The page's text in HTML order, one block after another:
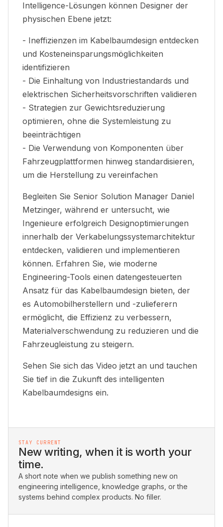
Intelligence-Lösungen können Designer der
physischen Ebene jetzt:
- Ineffizienzen im Kabelbaumdesign entdecken
und Kosteneinsparungsmöglichkeiten
identifizieren
- Die Einhaltung von Industriestandards und
elektrischen Sicherheitsvorschriften validieren
- Strategien zur Gewichtsreduzierung
optimieren, ohne die Systemleistung zu
beeinträchtigen
- Die Verwendung von Komponenten über
Fahrzeugplattformen hinweg standardisieren,
um die Herstellung zu vereinfachen
Begleiten Sie Senior Solution Manager Daniel
Metzinger, während er untersucht, wie
Ingenieure erfolgreich Designoptimierungen
innerhalb der Verkabelungssystemarchitektur
entdecken, validieren und implementieren
können. Erfahren Sie, wie moderne
Engineering-Tools einen datengesteuerten
Ansatz für das Kabelbaumdesign bieten, der
es Automobilherstellern und -zulieferern
ermöglicht, die Effizienz zu verbessern,
Materialverschwendung zu reduzieren und die
Fahrzeugleistung zu steigern.
Sehen Sie sich das Video jetzt an und tauchen
Sie tief in die Zukunft des intelligenten
Kabelbaumdesigns ein.
STAY CURRENT
New writing, when it is worth your
time.
A short note when we publish something new on
engineering intelligence, knowledge graphs, or the
systems behind complex products. No filler.